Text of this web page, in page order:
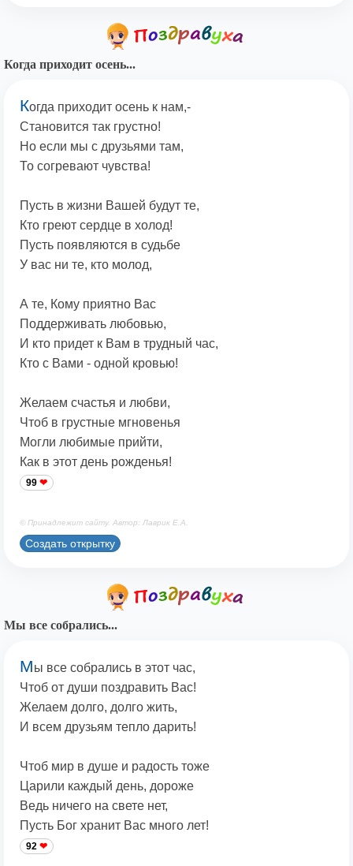
Когда приходит осень...
Когда приходит осень к нам,-
Становится так грустно!
Но если мы с друзьями там,
То согревают чувства!
Пусть в жизни Вашей будут те,
Кто греют сердце в холод!
Пусть появляются в судьбе
У вас ни те, кто молод,
А те, Кому приятно Вас
Поддерживать любовью,
И кто придет к Вам в трудный час,
Кто с Вами - одной кровью!
Желаем счастья и любви,
Чтоб в грустные мгновенья
Могли любимые прийти,
Как в этот день рожденья!
99
© Принадлежит сайту. Автор: Лаврик Е.А.
Создать открытку
Мы все собрались...
Мы все собрались в этот час,
Чтоб от души поздравить Вас!
Желаем долго, долго жить,
И всем друзьям тепло дарить!
Чтоб мир в душе и радость тоже
Царили каждый день, дороже
Ведь ничего на свете нет,
Пусть Бог хранит Вас много лет!
92